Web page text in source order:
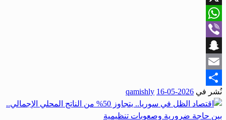
X
WhatsApp
Viber
Snapchat
Email
Share
نُشر في 2026-05-16
qamishly